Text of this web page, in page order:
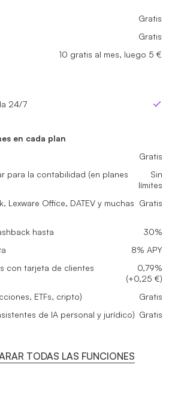
24/7
24/7
Gratis
Gratis
10 gratis al mes, luego 5 €
24/7
en cada plan
Gratis
para la contabilidad (en planes
Sin
límites
Lexware Office, DATEV y muchas Gratis
hasta
30%
8% APY
con tarjeta de clientes
0,79%
(+0,25 €)
ETFs, cripto)
Gratis
de IA personal y jurídico) Gratis
TODAS LAS FUNCIONES